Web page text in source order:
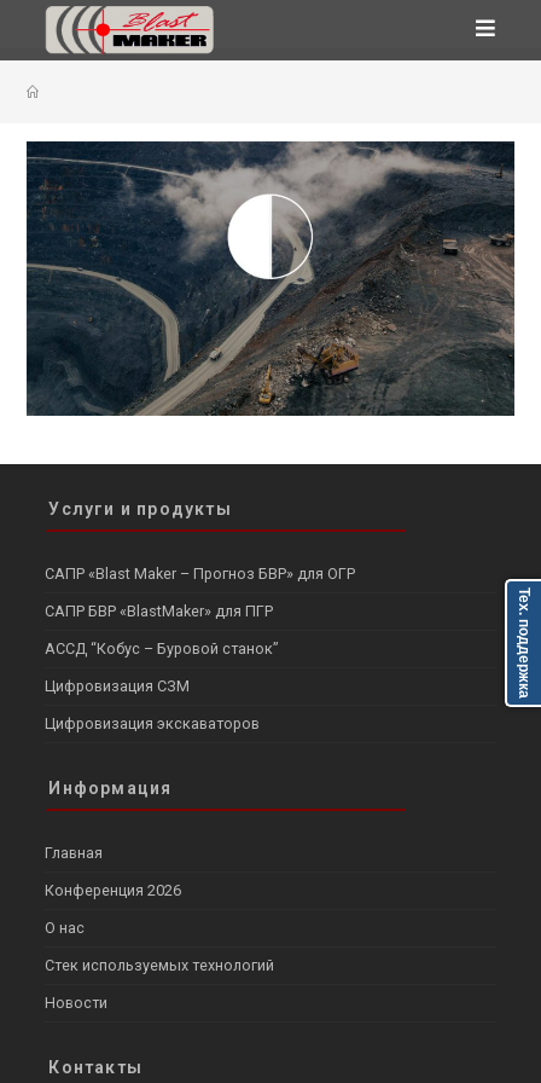
Перейти
Услуги и продукты
САПР «Blast Maker – Прогноз БВР» для ОГР
САПР БВР «BlastMaker» для ПГР
АССД “Кобус – Буровой станок”
Цифровизация СЗМ
Цифровизация экскаваторов
Информация
Главная
Конференция 2026
О нас
Стек используемых технологий
Новости
Контакты
Тех. поддержка